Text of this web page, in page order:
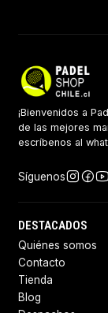
¡Bienvenidos a
de las mejores
escríbenos al
Síguenos
DESTACADOS
Quiénes somos
Contacto
Tienda
Blog